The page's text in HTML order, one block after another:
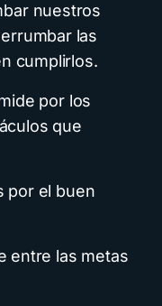
nuestros
las
cumplirlos.
por los
que
por el buen
entre las metas